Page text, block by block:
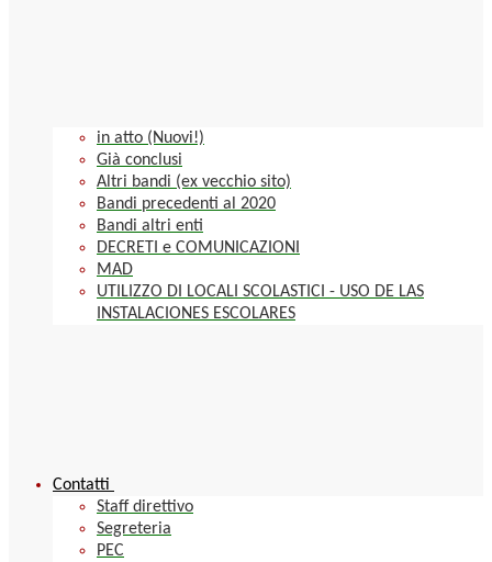
in atto (Nuovi!)
Già conclusi
Altri bandi (ex vecchio sito)
Bandi precedenti al 2020
Bandi altri enti
DECRETI e COMUNICAZIONI
MAD
UTILIZZO DI LOCALI SCOLASTICI - USO DE LAS
INSTALACIONES ESCOLARES
Contatti
Staff direttivo
Segreteria
PEC